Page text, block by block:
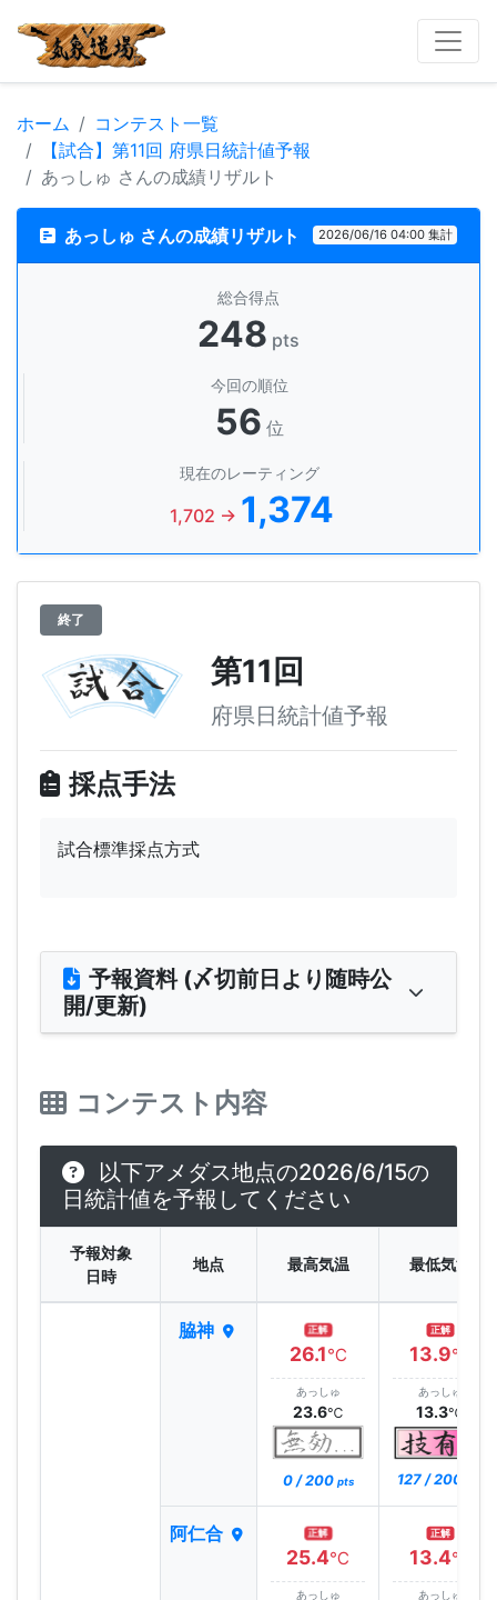
ホーム
コンテスト一覧
【試合】第11回 府県日統計値予報
あっしゅ さんの成績リザルト
あっしゅ さんの成績リザルト 2026/06/16 04:00 集計
総合得点
248 pts
今回の順位
56 位
現在のレーティング
1,702 → 1,374
終了
第11回
府県日統計値予報
採点手法
試合標準採点方式
予報資料 (〆切前日より随時公
開/更新)
コンテスト内容
以下アメダス地点の2026/6/15の
日統計値を予報してください
予報対象
日時
地点 最高気温 最低気温
脇神 正解
26.1℃
あっしゅ
23.6℃
0 / 200 pts
正解
13.9℃
あっしゅ
13.3℃
127 / 200
阿仁合 正解
25.4℃
あっしゅ
正解
13.4℃
あっしゅ